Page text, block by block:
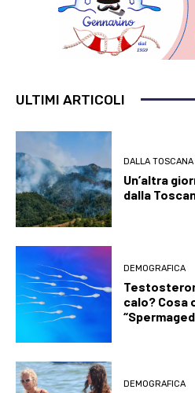
ULTIMI ARTICOLI
DALLA TOSCANA
Un’altra
dalla
DEMOGRAFICA
calo? Cosa
DEMOGRAFICA